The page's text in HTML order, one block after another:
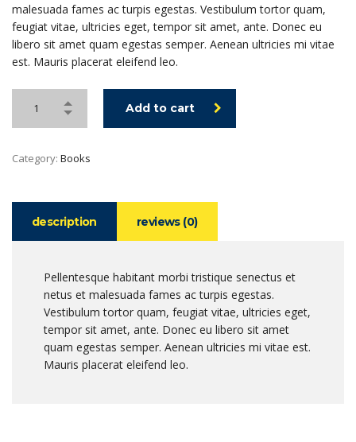
malesuada fames ac turpis egestas. Vestibulum tortor quam,
feugiat vitae, ultricies eget, tempor sit amet, ante. Donec eu
libero sit amet quam egestas semper. Aenean ultricies mi vitae
est. Mauris placerat eleifend leo.
Add to cart
Category: Books
description reviews (0)
Pellentesque habitant morbi tristique senectus et
netus et malesuada fames ac turpis egestas.
Vestibulum tortor quam, feugiat vitae, ultricies eget,
tempor sit amet, ante. Donec eu libero sit amet
quam egestas semper. Aenean ultricies mi vitae est.
Mauris placerat eleifend leo.